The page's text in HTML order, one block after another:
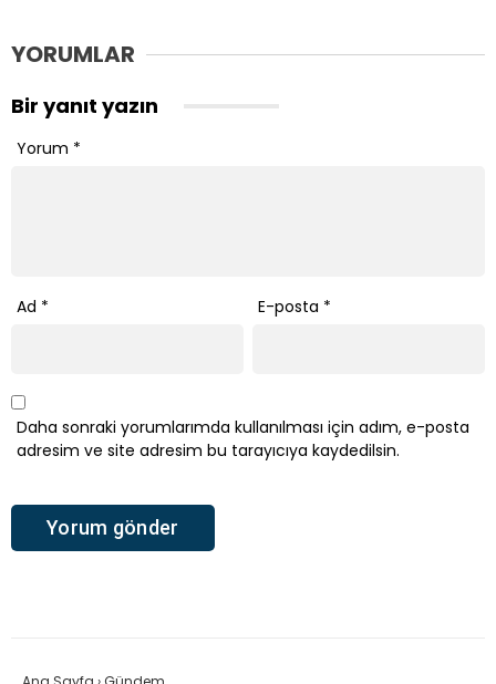
YORUMLAR
Bir yanıt yazın
Yorum *
Ad * E-posta *
Daha sonraki yorumlarımda kullanılması için adım, e-posta
adresim ve site adresim bu tarayıcıya kaydedilsin.